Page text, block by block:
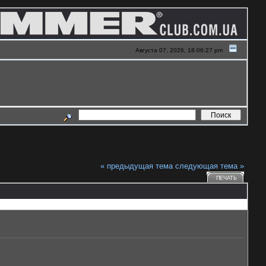
Августа 07, 2026, 18:06:27 pm
« предыдущая тема следующая тема »
ПЕЧАТЬ